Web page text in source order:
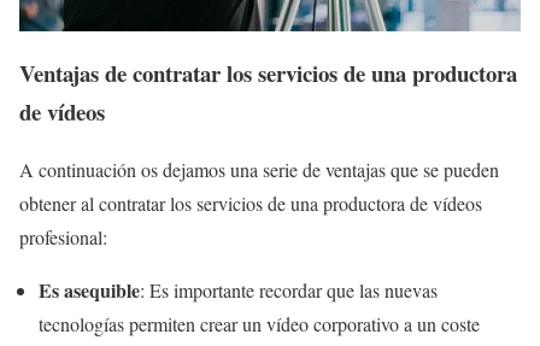
Ventajas de contratar los servicios de una productora
de vídeos
A continuación os dejamos una serie de ventajas que se pueden
obtener al contratar los servicios de una productora de vídeos
profesional:
Es asequible: Es importante recordar que las nuevas
tecnologías permiten crear un vídeo corporativo a un coste